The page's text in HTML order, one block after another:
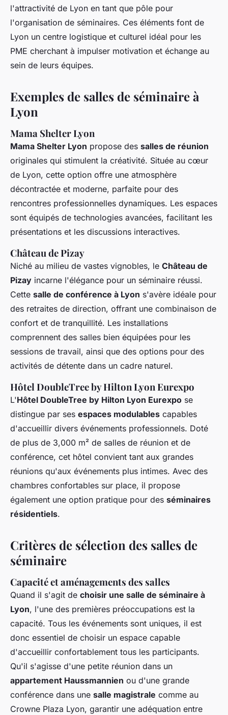
l'attractivité de Lyon en tant que pôle pour
l'organisation de séminaires. Ces éléments font de
Lyon un centre logistique et culturel idéal pour les
PME cherchant à impulser motivation et échange au
sein de leurs équipes.
Exemples de salles de séminaire à
Lyon
Mama Shelter Lyon
Mama Shelter Lyon propose des salles de réunion
originales qui stimulent la créativité. Située au cœur
de Lyon, cette option offre une atmosphère
décontractée et moderne, parfaite pour des
rencontres professionnelles dynamiques. Les espaces
sont équipés de technologies avancées, facilitant les
présentations et les discussions interactives.
Château de Pizay
Niché au milieu de vastes vignobles, le Château de
Pizay incarne l'élégance pour un séminaire réussi.
Cette salle de conférence à Lyon s'avère idéale pour
des retraites de direction, offrant une combinaison de
confort et de tranquillité. Les installations
comprennent des salles bien équipées pour les
sessions de travail, ainsi que des options pour des
activités de détente dans un cadre naturel.
Hôtel DoubleTree by Hilton Lyon Eurexpo
L'Hôtel DoubleTree by Hilton Lyon Eurexpo se
distingue par ses espaces modulables capables
d'accueillir divers événements professionnels. Doté
de plus de 3,000 m² de salles de réunion et de
conférence, cet hôtel convient tant aux grandes
réunions qu'aux événements plus intimes. Avec des
chambres confortables sur place, il propose
également une option pratique pour des séminaires
résidentiels.
Critères de sélection des salles de
séminaire
Capacité et aménagements des salles
Quand il s'agit de choisir une salle de séminaire à
Lyon, l'une des premières préoccupations est la
capacité. Tous les événements sont uniques, il est
donc essentiel de choisir un espace capable
d'accueillir confortablement tous les participants.
Qu'il s'agisse d'une petite réunion dans un
appartement Haussmannien ou d'une grande
conférence dans une salle magistrale comme au
Crowne Plaza Lyon, garantir une adéquation entre